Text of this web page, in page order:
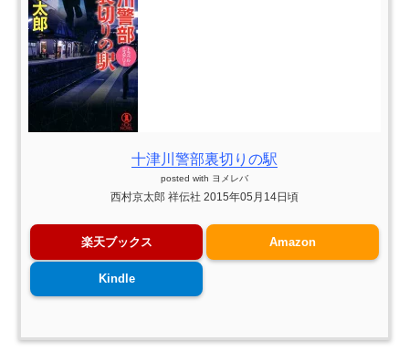
十津川警部裏切りの駅
posted with ヨメレバ
西村京太郎 祥伝社 2015年05月14日頃
楽天ブックス Amazon
Kindle